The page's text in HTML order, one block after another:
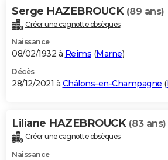
Serge HAZEBROUCK (89 ans)
Créer une cagnotte obsèques
Naissance
08/02/1932 à Reims (Marne)
Décès
28/12/2021 à Châlons-en-Champagne (
Liliane HAZEBROUCK (83 ans)
Créer une cagnotte obsèques
Naissance